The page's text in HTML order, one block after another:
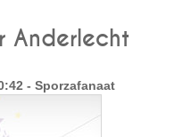
Anderlecht
- Sporzafanaat